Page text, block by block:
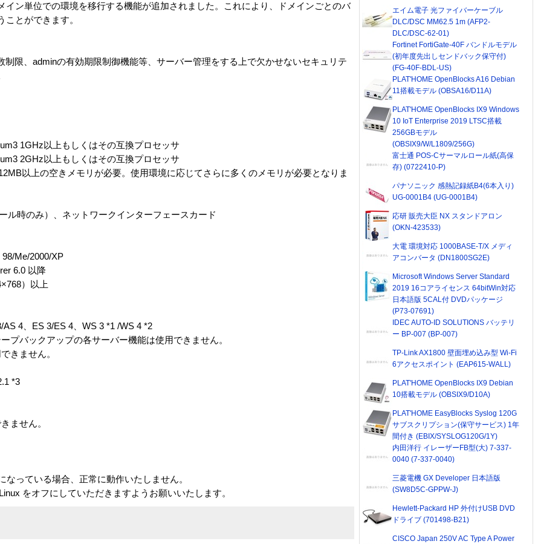
イン単位での環境を移行する機能が追加されました。これにより、ドメインごとのバ
とができます。
制限、adminの有効期限制御機能等、サーバー管理をする上で欠かせないセキュリテ
1GHz以上もしくはその互換プロセッサ
2GHz以上もしくはその互換プロセッサ
以上の空きメモリが必要。使用環境に応じてさらに多くのメモリが必要となりま
ル時のみ）、ネットワークインターフェースカード
Me/2000/XP
6.0 以降
）以上
AS 4、ES 3/ES 4、WS 3 *1 /WS 4 *2
プバックアップの各サーバー機能は使用できません。
きません。
*3
ません。
なっている場合、正常に動作いたしません。
をオフにしていただきますようお願いいたします。
エイム電子 光ファイバーケーブル
DLC/DSC MM62.5 1m (AFP2-
DLC/DSC-62-01)
Fortinet FortiGate-40F バンドルモデル
(初年度先出しセンドバック保守付)
(FG-40F-BDL-US)
PLAT'HOME OpenBlocks A16 Debian
11搭載モデル (OBSA16/D11A)
PLAT'HOME OpenBlocks IX9 Windows
10 IoT Enterprise 2019 LTSC搭載
256GBモデル
(OBSIX9/W/L1809/256G)
富士通 POS-Cサーマルロール紙(高保
存) (0722410-P)
パナソニック 感熱記録紙B4(6本入り)
UG-0001B4 (UG-0001B4)
応研 販売大臣 NX スタンドアロン
(OKN-423533)
大電 環境対応 1000BASE-T/X メディ
アコンバータ (DN1800SG2E)
Microsoft Windows Server Standard
2019 16コアライセンス 64bitWin対応
日本語版 5CAL付 DVDパッケージ
(P73-07691)
IDEC AUTO-ID SOLUTIONS バッテリ
ー BP-007 (BP-007)
TP-Link AX1800 壁面埋め込み型 Wi-Fi
6アクセスポイント (EAP615-WALL)
PLAT'HOME OpenBlocks IX9 Debian
10搭載モデル (OBSIX9/D10A)
PLAT'HOME EasyBlocks Syslog 120G
サブスクリプション(保守サービス) 1年
間付き (EBIX/SYSLOG120G/1Y)
内田洋行 イレーザーFB型(大) 7-337-
0040 (7-337-0040)
三菱電機 GX Developer 日本語版
(SW8D5C-GPPW-J)
Hewlett-Packard HP 外付けUSB DVD
ドライブ (701498-B21)
CISCO Japan 250V AC Type A Power